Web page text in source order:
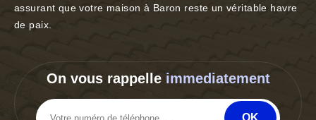
assurant que votre maison à Baron reste un véritable havre
de paix.
On vous rappelle immediatement